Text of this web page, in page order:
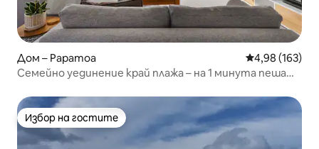
Дом – Papamoa Средна
4,98 (163)
Семейно уединение край плажа – на 1 минута пеша
Избор на гостите
Избор на гостите